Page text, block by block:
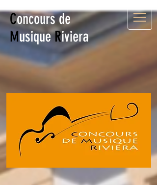
Concours de
MusiqueRiviera